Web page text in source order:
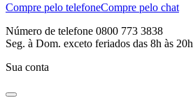
Compre pelo telefoneCompre pelo chat
Número de telefone 0800 773 3838
Seg. à Dom. exceto feriados das 8h às 20h
Sua conta